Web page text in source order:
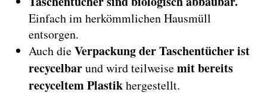
Einfach im herkömmlichen Hausmüll
entsorgen.
Auch dieVerpackung der Taschentücher ist
recycelbarund wird teilweisemit bereits
recyceltem Plastikhergestellt.